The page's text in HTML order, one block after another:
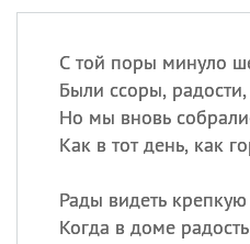
С той поры минуло
Были ссоры,
Но мы вновь
Как в тот день, как
Рады видеть
Когда в доме